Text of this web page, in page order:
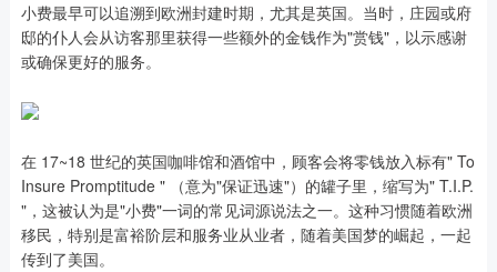
小费最早可以追溯到欧洲封建时期，尤其是英国。当时，庄园或府
邸的仆人会从访客那里获得一些额外的金钱作为"赏钱"，以示感谢
或确保更好的服务。
在 17~18 世纪的英国咖啡馆和酒馆中，顾客会将零钱放入标有" To
Insure Promptitude " （意为"保证迅速"）的罐子里，缩写为" T.I.P.
"，这被认为是"小费"一词的常见词源说法之一。这种习惯随着欧洲
移民，特别是富裕阶层和服务业从业者，随着美国梦的崛起，一起
传到了美国。